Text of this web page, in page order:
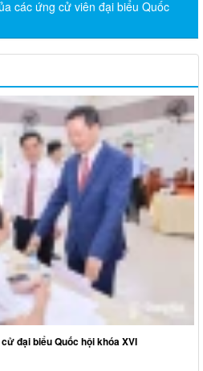
các ứng cử viên đại biểu Quốc
đại biểu Quốc hội khóa XVI